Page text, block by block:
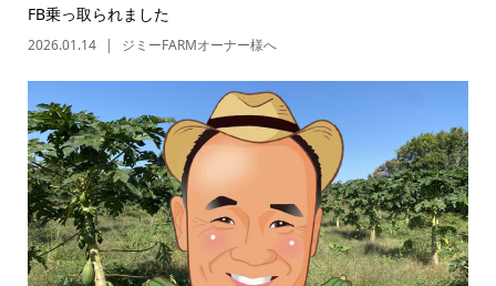
FB乗っ取られました
2026.01.14 ジミーFARMオーナー様へ